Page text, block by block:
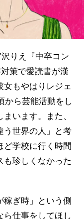
りえ『中卒コン
策で愛読書が漢
女もやはりレジェ
から芸能活動をし
います。また、
う世界の人」と考
ど学校に行く時間
も珍しくなかった
ぎ時」という側
ら仕事をしてほし